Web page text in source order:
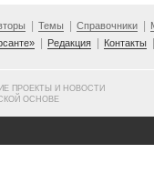
Темы Справочники
Редакция Контакты
ПРОЕКТЫ И НОВОСТИ
ОСНОВЕ